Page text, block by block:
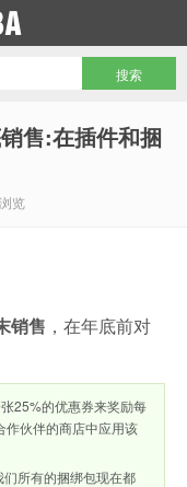
售:在插件和捆
览
销售 ，在年底前对
25%的优惠券来奖励每
伙伴的商店中应用该
所有的捆绑包现在都